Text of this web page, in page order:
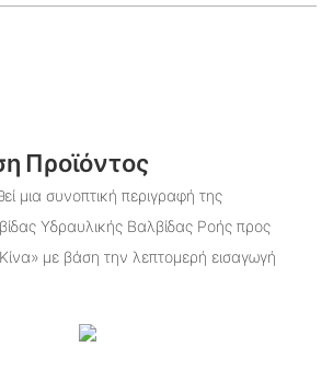
Προϊόντος
μια συνοπτική περιγραφή της
Υδραυλικής Βαλβίδας Ροής προς
με βάση την λεπτομερή εισαγωγή